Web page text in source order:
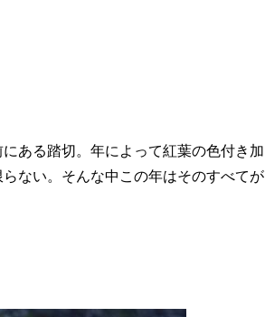
ある踏切。年によって紅葉の色付き加
ない。そんな中この年はそのすべてが